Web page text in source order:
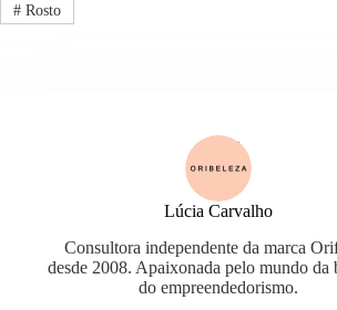
#Rosto
Lúcia Carvalho
Consultora independente da marca
desde 2008. Apaixonada pelo mundo da
do empreendedorismo.